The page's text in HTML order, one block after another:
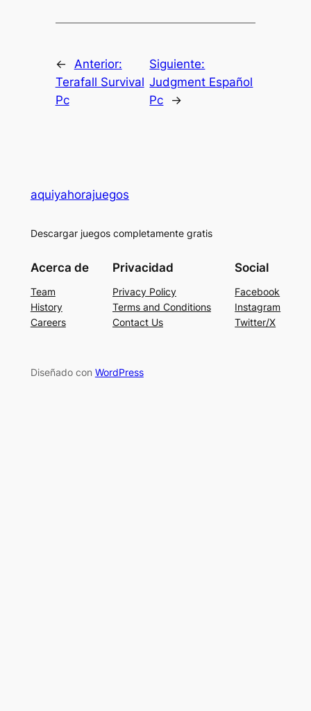
←
Anterior:
Terafall Survival
Pc
Siguiente:
Judgment Español
Pc
→
aquiyahorajuegos
Descargar juegos completamente gratis
Acerca de
Team
History
Careers
Privacidad
Privacy Policy
Terms and Conditions
Contact Us
Social
Facebook
Instagram
Twitter/X
Diseñado con WordPress